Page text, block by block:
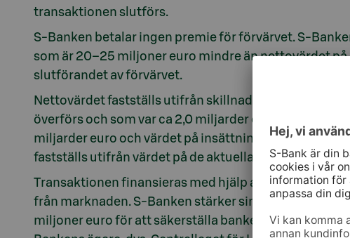
transaktionen slutförs.
S-Banken betalar ingen premie för förvärvet. S-
som är 20–25 miljoner euro mindre än nettovärdet
slutförandet av förvärvet.
Nettovärdet fastställs utifrån skillnaden mellan
överförs och som var ca 2,0 miljarder euro 31.3.2023.
miljarder euro och värdet på insättningarna ca 1,6
fastställs utifrån värdet på de aktuella låne- och
Transaktionen finansieras med hjälp av en riktad
från marknaden. S-Banken stärker sina egna
miljoner euro för att säkerställa bankens kapitalbas